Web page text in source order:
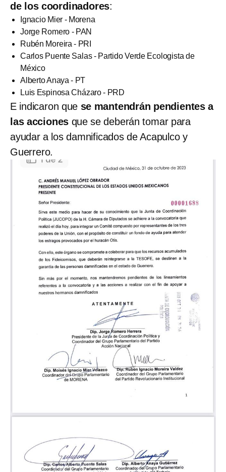
de los coordinadores:
Ignacio Mier - Morena
Jorge Romero - PAN
Rubén Moreira - PRI
Carlos Puente Salas - Partido Verde Ecologista de
México
Alberto Anaya - PT
Luis Espinosa Cházaro - PRD
E indicaron que se mantendrán pendientes a
las acciones que se deberán tomar para
ayudar a los damnificados de Acapulco y
Guerrero.